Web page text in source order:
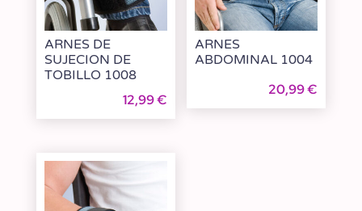
ARNES DE
SUJECION DE
TOBILLO 1008
12,99€
ARNES
ABDOMINAL 1004
20,99€